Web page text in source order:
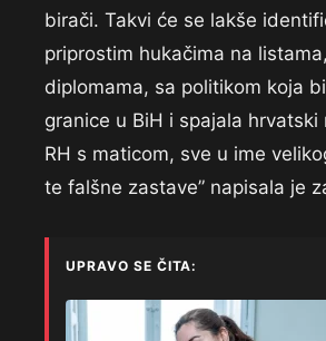
birači. Takvi će se lakše
priprostim hukačima na
diplomama, sa politikom koja
granice u BiH i spajala hrvatski
RH s maticom, sve u ime
te falšne zastave” napisala je
UPRAVO SE ČITA: